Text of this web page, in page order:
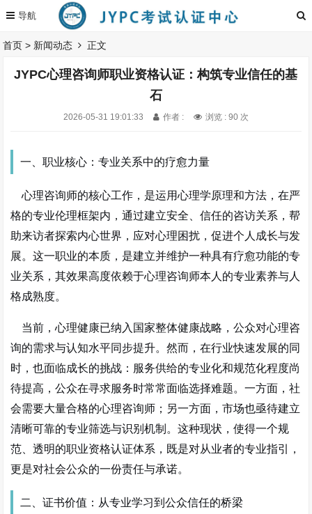
首页 > 新闻动态 正文
JYPC心理咨询师职业资格认证：构筑专业信任的基
石
2026-05-31 19:01:33 作者 : 浏览 : 90 次
一、职业核心：专业关系中的疗愈力量
心理咨询师的核心工作，是运用心理学原理和方法，在严
格的专业伦理框架内，通过建立安全、信任的咨访关系，帮
助来访者探索内心世界，应对心理困扰，促进个人成长与发
展。这一职业的本质，是建立并维护一种具有疗愈功能的专
业关系，其效果高度依赖于心理咨询师本人的专业素养与人
格成熟度。
当前，心理健康已纳入国家整体健康战略，公众对心理咨
询的需求与认知水平同步提升。然而，在行业快速发展的同
时，也面临成长的挑战：服务供给的专业化和规范化程度尚
待提高，公众在寻求服务时常常面临选择难题。一方面，社
会需要大量合格的心理咨询师；另一方面，市场也亟待建立
清晰可靠的专业筛选与识别机制。这种现状，使得一个规
范、透明的职业资格认证体系，既是对从业者的专业指引，
更是对社会公众的一份责任与承诺。
二、证书价值：从专业学习到公众信任的桥梁